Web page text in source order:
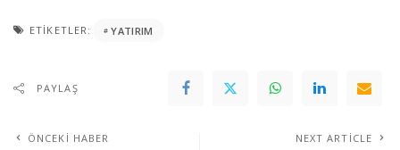
ETIKETLER: YATIRIM
PAYLAŞ
ÖNCEKI HABER NEXT ARTICLE